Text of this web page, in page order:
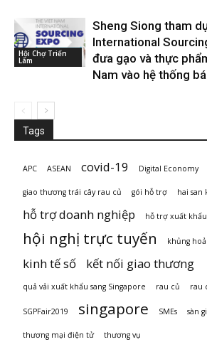
Hội Chợ Triển
Lãm
Sheng Siong tham
International
đưa gạo và thực
Nam vào hệ thống
Tags
APC ASEAN covid-19 Digital Economy
giao thương trái cây rau củ gói hỗ trợ hai san
hỗ trợ doanh nghiệp hỗ trợ xuất khẩu
hội nghị trực tuyến khủng
kinh tế số
kết nối giao thương
quả vải xuất khẩu sang Singapore rau củ rau
SGPFair2019 singapore SMEs sàn
thương mại điện tử thương vụ